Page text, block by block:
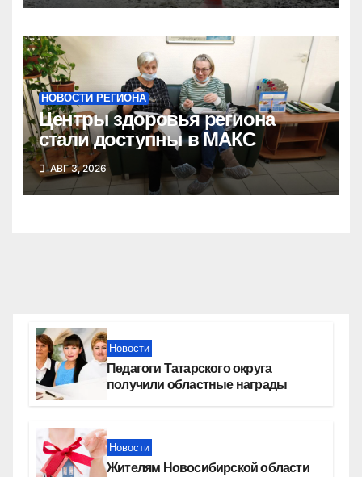
НОВОСТИ РЕГИОНА
Центры здоровья региона
стали доступны в МАКС
АВГ 3, 2026
Новости
Педагоги Татарского округа
получили областные награды
Новости
Жителям Новосибирской области